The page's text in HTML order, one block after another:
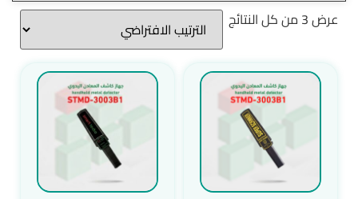
عرض ⁦3⁩ من كل النتائج